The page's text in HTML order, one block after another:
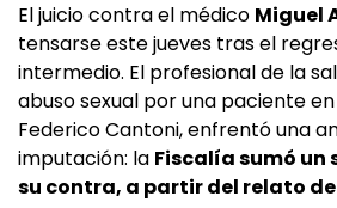
El juicio contra el médico Miguel
tensarse este jueves tras el
intermedio. El profesional de la
abuso sexual por una paciente
Federico Cantoni, enfrentó una
imputación: la Fiscalía sumó un
su contra, a partir del relato